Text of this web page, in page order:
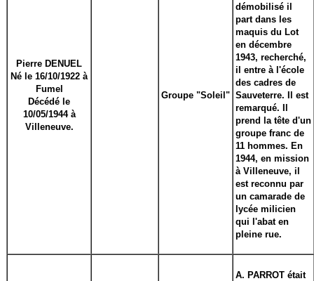
Pierre DENUEL
Né le 16/10/1922 à
Fumel
Décédé le
10/05/1944 à
Villeneuve.
Groupe "Soleil"
démobilisé il
part dans les
maquis du Lot
en décembre
1943, recherché,
il entre à l'école
des cadres de
Sauveterre. Il est
remarqué. Il
prend la tête d'un
groupe franc de
11 hommes. En
1944, en mission
à Villeneuve, il
est reconnu par
un camarade de
lycée milicien
qui l'abat en
pleine rue.
A. PARROT était